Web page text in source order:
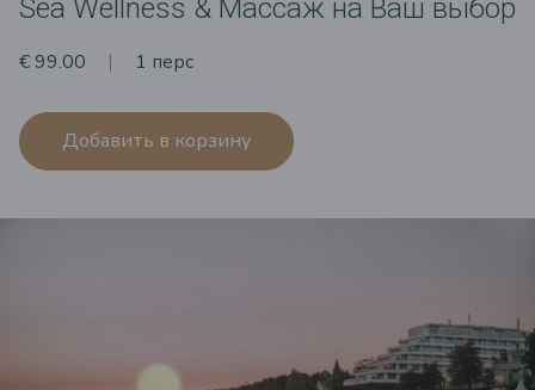
Sea Wellness & Массаж на Ваш выбор
€ 99.00 1 перс
Добавить в корзину